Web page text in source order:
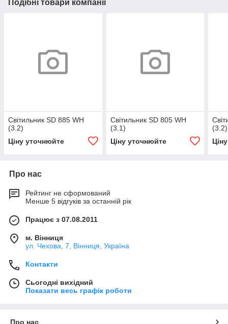
Подібні товари компанії
Світильник SD 885 WH
(3.2)
Ціну уточнюйте
Світильник SD 805 WH
(3.1)
Ціну уточнюйте
(3.2)
Про нас
Рейтинг не сформований
Менше 5 відгуків за останній рік
Працює з 07.08.2011
м. Вінниця
ул. Чехова, 7, Вінниця, Україна
Контакти
Сьогодні вихідний
Показати весь графік роботи
Про нас